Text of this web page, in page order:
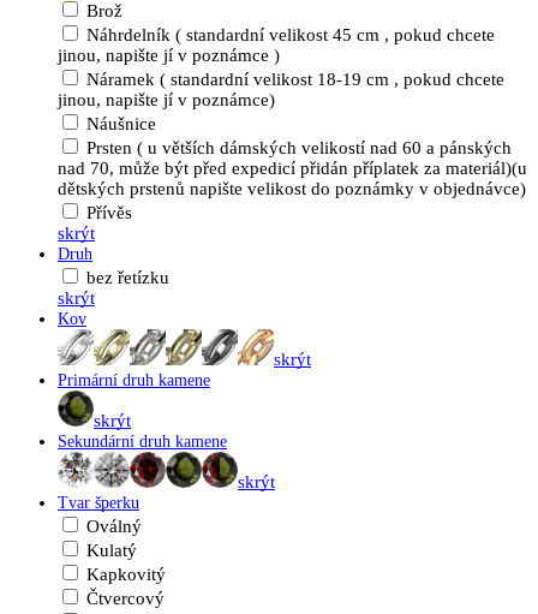
Brož
Náhrdelník ( standardní velikost 45 cm , pokud chcete
jinou, napište jí v poznámce )
Náramek ( standardní velikost 18-19 cm , pokud chcete
jinou, napište jí v poznámce)
Náušnice
Prsten ( u větších dámských velikostí nad 60 a pánských
nad 70, může být před expedicí přidán příplatek za materiál)(u
dětských prstenů napište velikost do poznámky v objednávce)
Přívěs
skrýt
Druh
bez řetízku
skrýt
Kov
skrýt
Primární druh kamene
skrýt
Sekundární druh kamene
skrýt
Tvar šperku
Oválný
Kulatý
Kapkovitý
Čtvercový